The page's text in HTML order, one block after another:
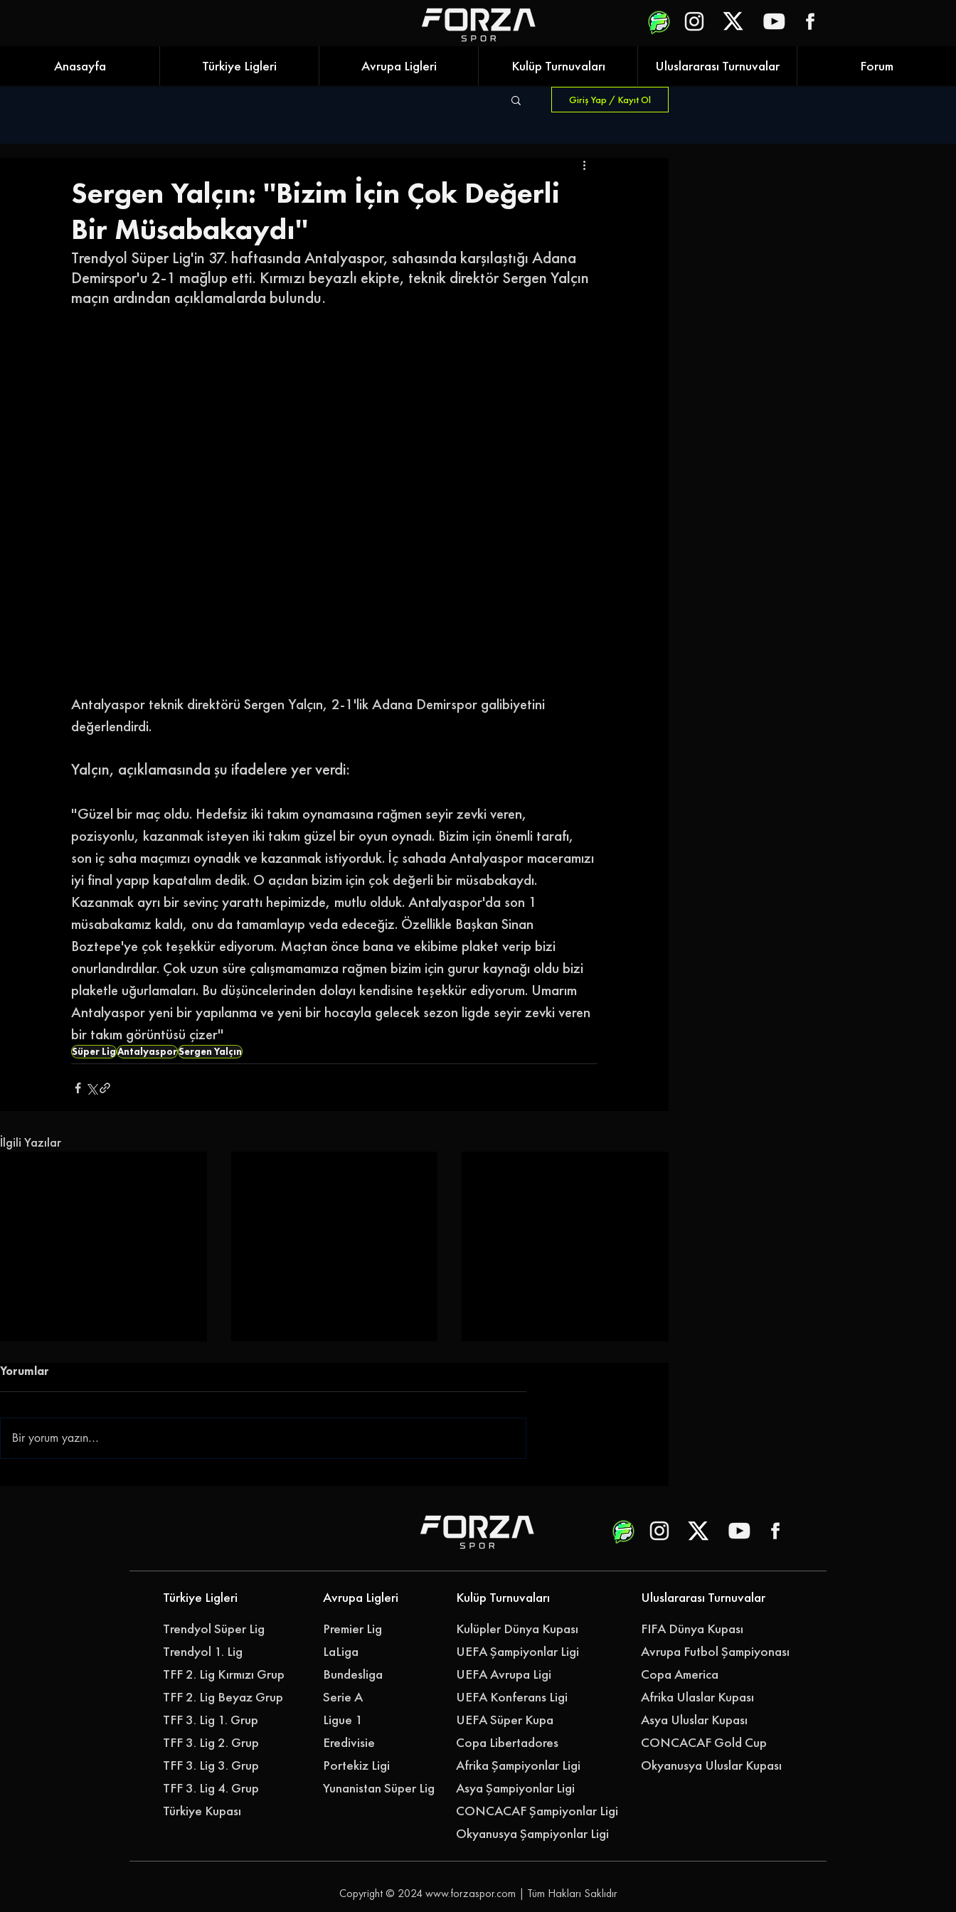
Anasayfa Türkiye Ligleri Avrupa Ligleri Kulüp Turnuvaları Uluslararası Turnuvalar Forum
Giriş Yap / Kayıt Ol
Sergen Yalçın: ''Bizim İçin Çok Değerli
Bir Müsabakaydı''
Trendyol Süper Lig'in 37. haftasında Antalyaspor, sahasında karşılaştığı Adana
Demirspor'u 2-1 mağlup etti. Kırmızı beyazlı ekipte, teknik direktör Sergen Yalçın
maçın ardından açıklamalarda bulundu.
Antalyaspor teknik direktörü Sergen Yalçın, 2-1'lik Adana Demirspor galibiyetini
değerlendirdi.
Yalçın, açıklamasında şu ifadelere yer verdi:
''Güzel bir maç oldu. Hedefsiz iki takım oynamasına rağmen seyir zevki veren,
pozisyonlu, kazanmak isteyen iki takım güzel bir oyun oynadı. Bizim için önemli tarafı,
son iç saha maçımızı oynadık ve kazanmak istiyorduk. İç sahada Antalyaspor maceramızı
iyi final yapıp kapatalım dedik. O açıdan bizim için çok değerli bir müsabakaydı.
Kazanmak ayrı bir sevinç yarattı hepimizde, mutlu olduk. Antalyaspor'da son 1
müsabakamız kaldı, onu da tamamlayıp veda edeceğiz. Özellikle Başkan Sinan
Boztepe'ye çok teşekkür ediyorum. Maçtan önce bana ve ekibime plaket verip bizi
onurlandırdılar. Çok uzun süre çalışmamamıza rağmen bizim için gurur kaynağı oldu bizi
plaketle uğurlamaları. Bu düşüncelerinden dolayı kendisine teşekkür ediyorum. Umarım
Antalyaspor yeni bir yapılanma ve yeni bir hocayla gelecek sezon ligde seyir zevki veren
bir takım görüntüsü çizer''
Süper LigAntalyasporSergen Yalçın
İlgili Yazılar
Yorumlar
Bir yorum yazın...
Türkiye Ligleri
Trendyol Süper Lig
Trendyol 1. Lig
TFF 2. Lig Kırmızı Grup
TFF 2. Lig Beyaz Grup
TFF 3. Lig 1. Grup
TFF 3. Lig 2. Grup
TFF 3. Lig 3. Grup
Türkiye Kupası
TFF 3. Lig 4. Grup
Avrupa Ligleri
Premier Lig
LaLiga
Bundesliga
Serie A
Ligue 1
Eredivisie
Portekiz Ligi
Yunanistan Süper Lig
Kulüp Turnuvaları
Kulüpler Dünya Kupası
UEFA Şampiyonlar Ligi
UEFA Avrupa Ligi
UEFA Konferans Ligi
UEFA Süper Kupa
Copa Libertadores
Afrika Şampiyonlar Ligi
Asya Şampiyonlar Ligi
CONCACAF Şampiyonlar Ligi
Okyanusya Şampiyonlar Ligi
Uluslararası Turnuvalar
FIFA Dünya Kupası
Avrupa Futbol Şampiyonası
Copa America
Afrika Ulaslar Kupası
Asya Uluslar Kupası
CONCACAF Gold Cup
Okyanusya Uluslar Kupası
Copyright © 2024www.forzaspor.com | Tüm Hakları Saklıdır